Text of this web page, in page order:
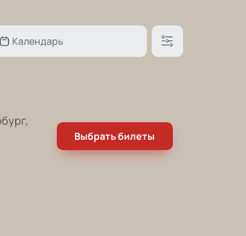
Выбрать билеты